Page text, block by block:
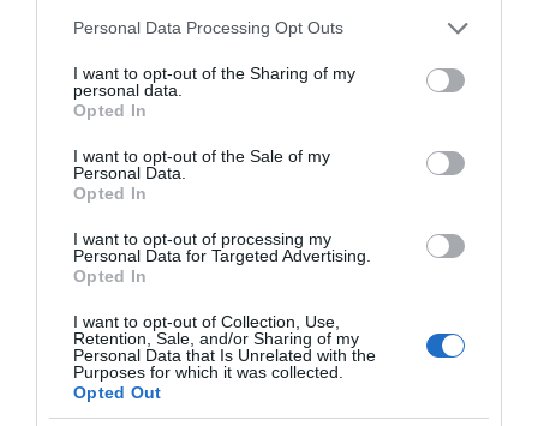
Please note that this website/app uses one or more Google
not limited to your visit or usage behaviour. You may click to
grant or deny consent to Google and its third-party tags to
use your data for below specified purposes in below Google
consent section.
Personal Data Processing Opt Outs
I want to opt-out of the Sharing of my
personal data.
Opted In
I want to opt-out of the Sale of my
Personal Data.
Opted In
I want to opt-out of processing my
Personal Data for Targeted Advertising.
Opted In
I want to opt-out of Collection, Use,
Retention, Sale, and/or Sharing of my
Personal Data that Is Unrelated with the
Purposes for which it was collected.
Opted Out
Summer friendship era: Γιατί οι διακοπές με την
4 συνταγές με
κάνουν το καλοκαίρι
σου ακόμα πιο
νόστιμο
Jaafar Jackson: Από
Smith